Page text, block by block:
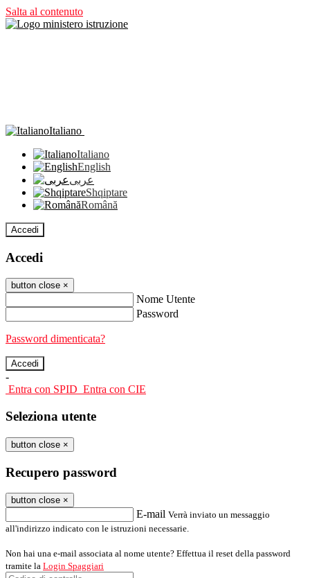
Salta al contenuto
Italiano
Italiano
English
عربى
Shqiptare
Română
Accedi
Accedi
button close ×
Nome Utente
Password
Password dimenticata?
-
Entra con SPID Entra con CIE
Seleziona utente
button close ×
Recupero password
button close ×
E-mail Verrà inviato un messaggio
all'indirizzo indicato con le istruzioni necessarie.
Non hai una e-mail associata al nome utente? Effettua il reset della password
tramite la Login Spaggiari